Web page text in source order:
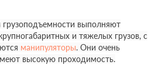
грузоподъемности выполняют
и тяжелых грузов, с
манипуляторы. Они очень
высокую проходимость.